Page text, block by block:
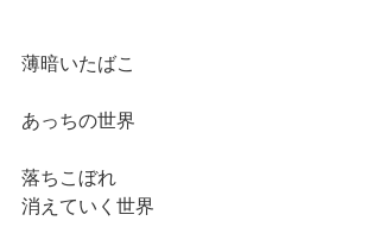
薄暗いたばこ
あっちの世界
落ちこぼれ
消えていく世界